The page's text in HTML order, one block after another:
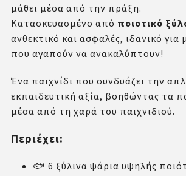
μάθει μέσα από την πράξη.
Κατασκευασμένο από ποιοτικό
ανθεκτικό και ασφαλές, ιδανικό για
που αγαπούν να ανακαλύπτουν!
Ένα παιχνίδι που συνδυάζει την
εκπαιδευτική αξία, βοηθώντας τα
μέσα από τη χαρά του παιχνιδιού.
Περιέχει:
🐟 6 ξύλινα ψάρια υψηλής